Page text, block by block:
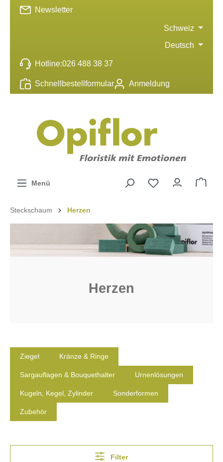
springen
Hotline:026 488 38 37
Schnellbestellformular Anmeldung
Newsletter
Schweiz
Deutsch
Menü
Steckschaum Herzen
Herzen
Ziegel Kränze & Ringe
Sargauflagen & Bouquethalter Urnenlösungen
Kugeln, Kegel, Zylinder Sonderformen
Zubehör
Filter